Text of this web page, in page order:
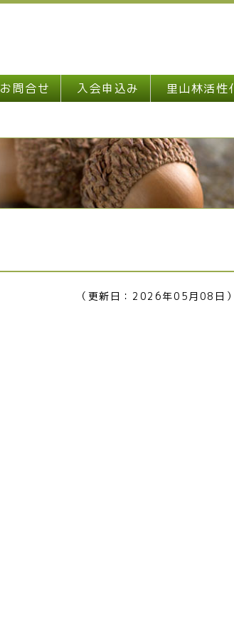
お問合せ 入会申込み 里山林活性
（更新日：2026年05月08日）